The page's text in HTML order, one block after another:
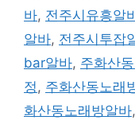
바, 전주시유흥알
알바, 전주시투잡
bar알바, 주화산
정, 주화산동노래
화산동노래방알바,